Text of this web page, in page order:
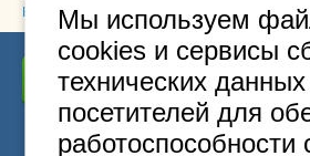
конфиденциальности
Отправить отзыв
Москва +7 495 646-74-40
Мы используем
cookies и сервисы
технических данных
посетителей для
работоспособности